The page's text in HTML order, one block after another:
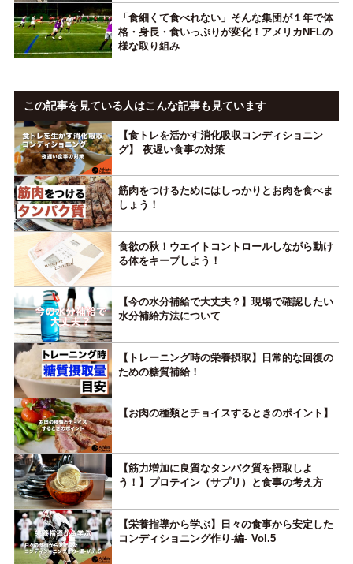
「食細くて食べれない」そんな集団が１年で体
格・身長・食いっぷりが変化！アメリカNFLの
様な取り組み
この記事を見ている人はこんな記事も見ています
【食トレを活かす消化吸収コンディショニン
グ】 夜遅い食事の対策
筋肉をつけるためにはしっかりとお肉を食べま
しょう！
食欲の秋！ウエイトコントロールしながら動け
る体をキープしよう！
【今の水分補給で大丈夫？】現場で確認したい
水分補給方法について
【トレーニング時の栄養摂取】日常的な回復の
ための糖質補給！
【お肉の種類とチョイスするときのポイント】
【筋力増加に良質なタンパク質を摂取しよ
う！】プロテイン（サプリ）と食事の考え方
【栄養指導から学ぶ】日々の食事から安定した
コンディショニング作り-編- Vol.5